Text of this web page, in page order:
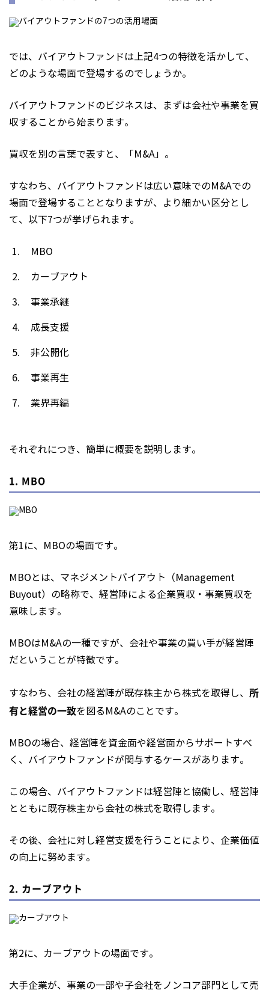
では、バイアウトファンドは上記4つの特徴を活かして、
どのような場面で登場するのでしょうか。
バイアウトファンドのビジネスは、まずは会社や事業を買
収することから始まります。
買収を別の言葉で表すと、「M&A」。
すなわち、バイアウトファンドは広い意味でのM&Aでの
場面で登場することとなりますが、より細かい区分とし
て、以下7つが挙げられます。
MBO
カーブアウト
事業承継
成長支援
非公開化
事業再生
業界再編
それぞれにつき、簡単に概要を説明します。
1. MBO
第1に、MBOの場面です。
MBOとは、マネジメントバイアウト（Management
Buyout）の略称で、経営陣による企業買収・事業買収を
意味します。
MBOはM&Aの一種ですが、会社や事業の買い手が経営陣
だということが特徴です。
すなわち、会社の経営陣が既存株主から株式を取得し、 所
有と経営の一致を図るM&Aのことです。
MBOの場合、経営陣を資金面や経営面からサポートすべ
く、バイアウトファンドが関与するケースがあります。
この場合、バイアウトファンドは経営陣と協働し、経営陣
とともに既存株主から会社の株式を取得します。
その後、会社に対し経営支援を行うことにより、企業価値
の向上に努めます。
2. カーブアウト
第2に、カーブアウトの場面です。
大手企業が、事業の一部や子会社をノンコア部門として売